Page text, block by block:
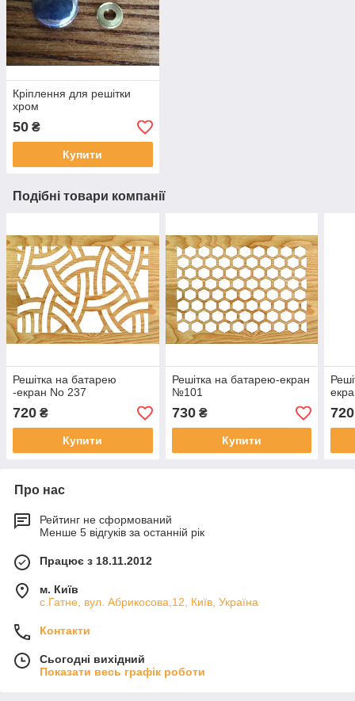
Кріплення для решітки
хром
50 ₴
Купити
Подібні товари компанії
Решітка на батарею
-екран No 237
720 ₴
Купити
Решітка на батарею-екран
№101
730₴
Купити
720
Про нас
Рейтинг не сформований
Менше 5 відгуків за останній рік
Працює з 18.11.2012
м. Київ
с.Гатне, вул. Абрикосова,12, Київ, Україна
Контакти
Сьогодні вихідний
Показати весь графік роботи